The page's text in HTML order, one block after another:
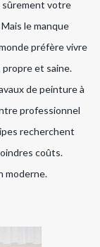
sûrement votre
le manque
préfère vivre
propre et saine.
de peinture à
professionnel
recherchent
coûts.
moderne.